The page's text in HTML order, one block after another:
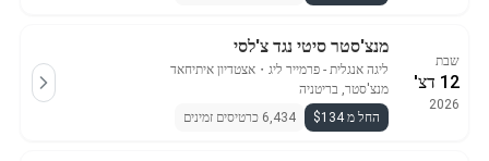
שבת
12 דצ'
2026
מנצ'סטר סיטי נגד צ'לסי
ליגה אנגלית - פרמייר ליג ・ אצטדיון איתיחאד
מנצ'סטר, בריטניה
החל מ $134
6,434 כרטיסים זמינים